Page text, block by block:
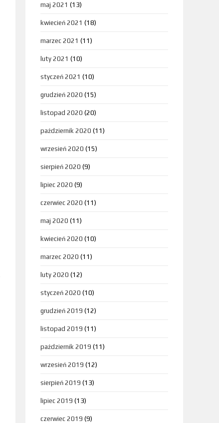
maj 2021 (13)
kwiecień 2021 (18)
marzec 2021 (11)
luty 2021 (10)
styczeń 2021 (10)
grudzień 2020 (15)
listopad 2020 (20)
październik 2020 (11)
wrzesień 2020 (15)
sierpień 2020 (9)
lipiec 2020 (9)
czerwiec 2020 (11)
maj 2020 (11)
kwiecień 2020 (10)
marzec 2020 (11)
luty 2020 (12)
styczeń 2020 (10)
grudzień 2019 (12)
listopad 2019 (11)
październik 2019 (11)
wrzesień 2019 (12)
sierpień 2019 (13)
lipiec 2019 (13)
czerwiec 2019 (9)